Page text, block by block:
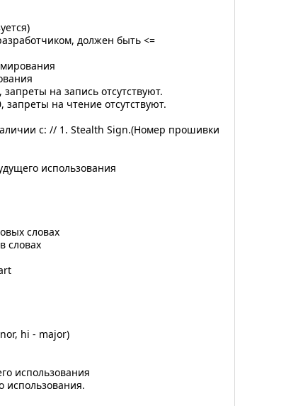
должен быть <=
на запись отсутствуют.
на чтение отсутствуют.
с: // 1. Stealth Sign.(Номер прошивки
использования
словах
hi - major)
использования
использования.